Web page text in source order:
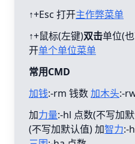
↑+Esc 打开主作弊菜单
↑+鼠标(左键)双击单位(
开单个单位菜单
常用CMD
加钱:-rm 钱数加木头:-
加力量:-hl 点数(不写加
(不写加默认值) 加智力:-